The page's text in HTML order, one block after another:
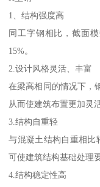
1、结构强度高
同工字钢相比，截面
15%。
2.设计风格灵活、丰富
在梁高相同的情况下，
从而使建筑布置更加灵活
3.结构自重轻
与混凝土结构自重相比
可使建筑结构基础处理
4.结构稳定性高